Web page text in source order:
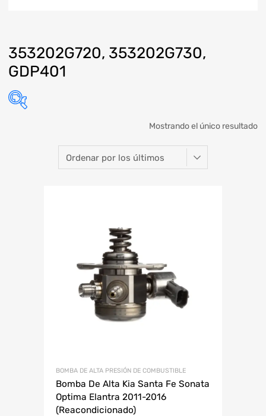
353202G720, 353202G730,
GDP401
CHEVROLET
DODGEHONDAJAC
LAMBORGHINI
MAZDAMINI
PLYMOUTH
RENAULT
SMART
VOLKSWAGEN
Mostrando el único resultado
BOMBA DE ALTA PRESIÓN DE COMBUSTIBLE
Bomba De Alta Kia Santa Fe Sonata
Optima Elantra 2011-2016
(Reacondicionado)